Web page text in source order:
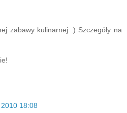
zabawy kulinarnej :) Szczegóły na
18:08